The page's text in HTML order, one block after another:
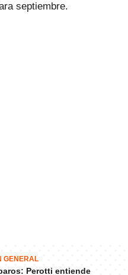
septiembre.
GENERAL
Perotti entiende